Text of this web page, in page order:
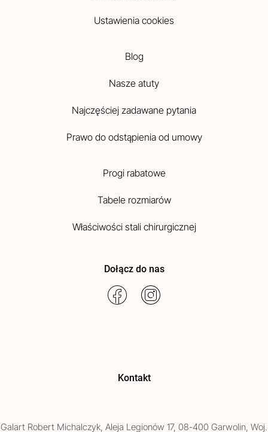
Ustawienia cookies
Blog
Nasze atuty
Najczęściej zadawane pytania
Prawo do odstąpienia od umowy
Progi rabatowe
Tabele rozmiarów
Właściwości stali chirurgicznej
Dołącz do nas
Kontakt
Galart Robert Michalczyk, Aleja Legionów 17, 08-400 Garwolin, Woj.